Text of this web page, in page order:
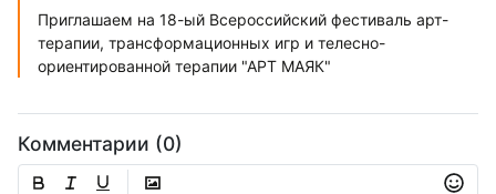
Приглашаем на 18-ый Всероссийский фестиваль арт-
терапии, трансформационных игр и телесно-
ориентированной терапии "АРТ МАЯК"
Комментарии (0)